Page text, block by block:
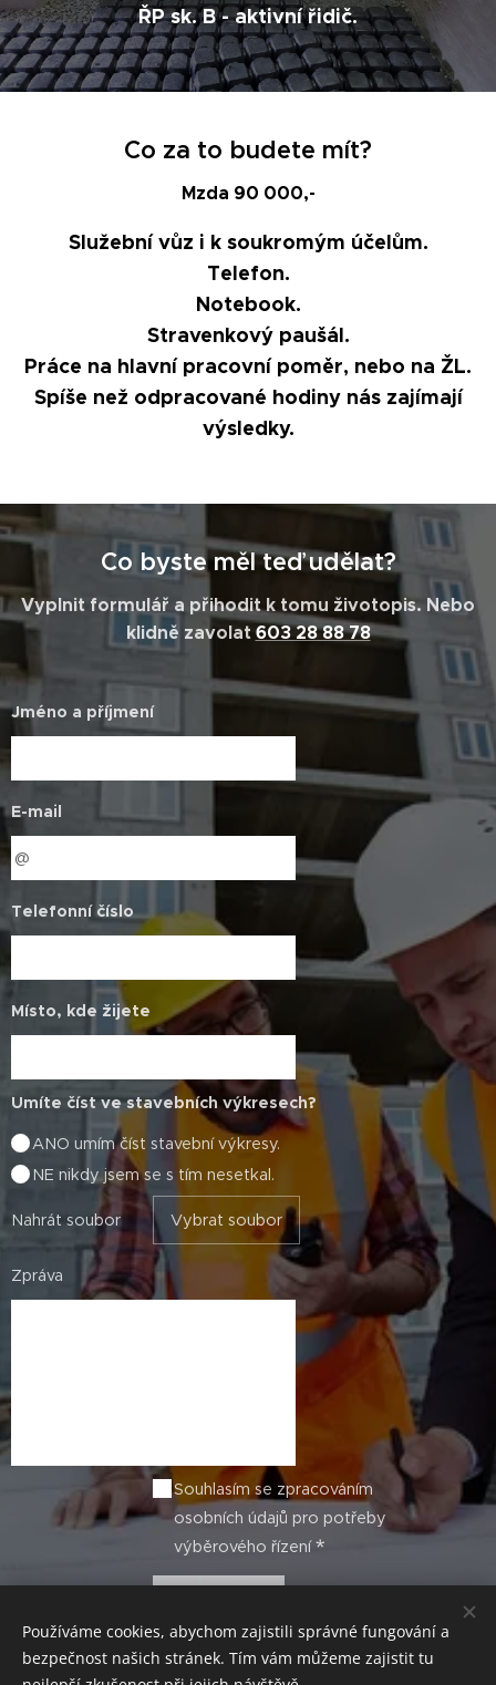
ŘP sk. B - aktivní řidič.
Co za to budete mít?
Mzda 90 000,-
Služební vůz i k soukromým účelům.
Telefon.
Notebook.
Stravenkový paušál.
Práce na hlavní pracovní poměr, nebo na ŽL.
Spíše než odpracované hodiny nás zajímají
výsledky.
Co byste měl teď udělat?
Vyplnit formulář a přihodit k tomu životopis. Nebo
klidně zavolat603 28 88 78
Jméno a příjmení
E-mail
Telefonní číslo
Místo, kde žijete
Umíte číst ve stavebních výkresech?
ANO umím číst stavební výkresy.
NE nikdy jsem se s tím nesetkal.
Nahrát soubor Vybrat soubor
Zpráva
Souhlasím se zpracováním
osobních údajů pro potřeby
výběrového řízení
Používáme cookies, abychom zajistili správné fungování a
bezpečnost našich stránek. Tím vám můžeme zajistit tu